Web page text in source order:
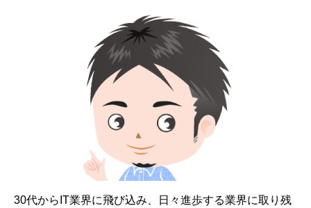
30代からIT業界に飛び込み、日々進歩する業界に取り残